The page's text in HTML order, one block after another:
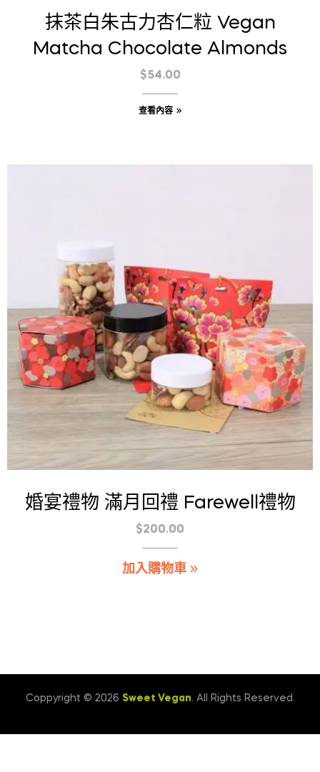
抹茶白朱古力杏仁粒 Vegan
Matcha Chocolate Almonds
$54.00
查看內容
婚宴禮物 滿月回禮 Farewell禮物
$200.00
加入購物車
Coppyright © 2026 Sweet Vegan. All Rights Reserved.